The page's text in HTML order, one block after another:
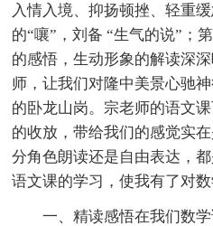
入情入境、抑扬顿挫、轻重
的“嚷”，刘备 “生气的说”；
的感悟，生动形象的解读深
师，让我们对隆中美景心驰
的卧龙山岗。宗老师的语文
的收放，带给我们的感觉实
分角色朗读还是自由表达，
语文课的学习，使我有了对
一、精读感悟在我们数